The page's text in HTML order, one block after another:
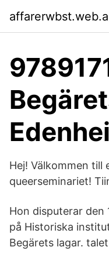
Hej! Välkommen till
queerseminariet!
Hon disputerar den
på Historiska
Begärets lagar.